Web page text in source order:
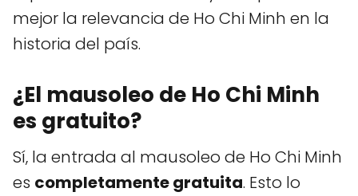
mejor la relevancia de Ho Chi Minh en la
historia del país.
¿El mausoleo de Ho Chi Minh
es gratuito?
Sí, la entrada al mausoleo de Ho Chi Minh
es completamente gratuita. Esto lo